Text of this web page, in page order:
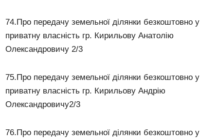
74.Про передачу земельної ділянки безкоштовно у
приватну власність гр. Кирильову Анатолію
Олександровичу 2/3
75.Про передачу земельної ділянки безкоштовно у
приватну власність гр. Кирильову Андрію
Олександровичу2/3
76.Про передачу земельної ділянки безкоштовно у